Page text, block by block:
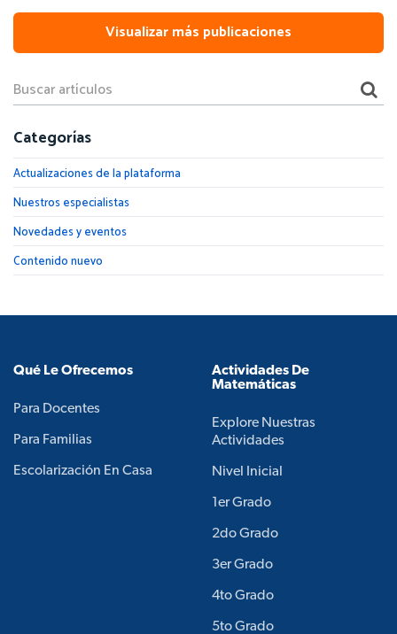
Visualizar más publicaciones
Categorías
Actualizaciones de la plataforma
Nuestros especialistas
Novedades y eventos
Contenido nuevo
Qué Le Ofrecemos
Para Docentes
Para Familias
Escolarización En Casa
Actividades De
Matemáticas
Explore Nuestras
Actividades
Nivel Inicial
1er Grado
2do Grado
3er Grado
4to Grado
5to Grado